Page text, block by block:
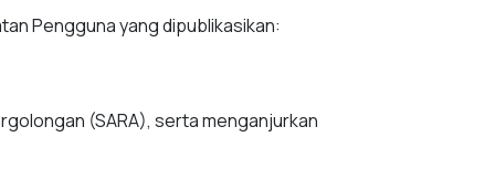
Pengguna yang dipublikasikan:
(SARA), serta menganjurkan